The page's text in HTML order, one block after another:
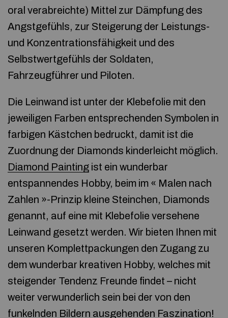
oral verabreichte) Mittel zur Dämpfung des
Angstgefühls, zur Steigerung der Leistungs-
und Konzentrationsfähigkeit und des
Selbstwertgefühls der Soldaten,
Fahrzeugführer und Piloten.
Die Leinwand ist unter der Klebefolie mit den
jeweiligen Farben entsprechenden Symbolen in
farbigen Kästchen bedruckt, damit ist die
Zuordnung der Diamonds kinderleicht möglich.
Diamond Painting ist ein wunderbar
entspannendes Hobby, beim im « Malen nach
Zahlen »-Prinzip kleine Steinchen, Diamonds
genannt, auf eine mit Klebefolie versehene
Leinwand gesetzt werden. Wir bieten Ihnen mit
unseren Komplettpackungen den Zugang zu
dem wunderbar kreativen Hobby, welches mit
steigender Tendenz Freunde findet – nicht
weiter verwunderlich sein bei der von den
funkelnden Bildern ausgehenden Faszination!